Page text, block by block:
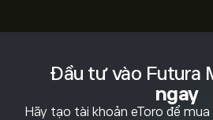
Đầu tư vào Futura
ngay
Hãy tạo tài khoản eToro để